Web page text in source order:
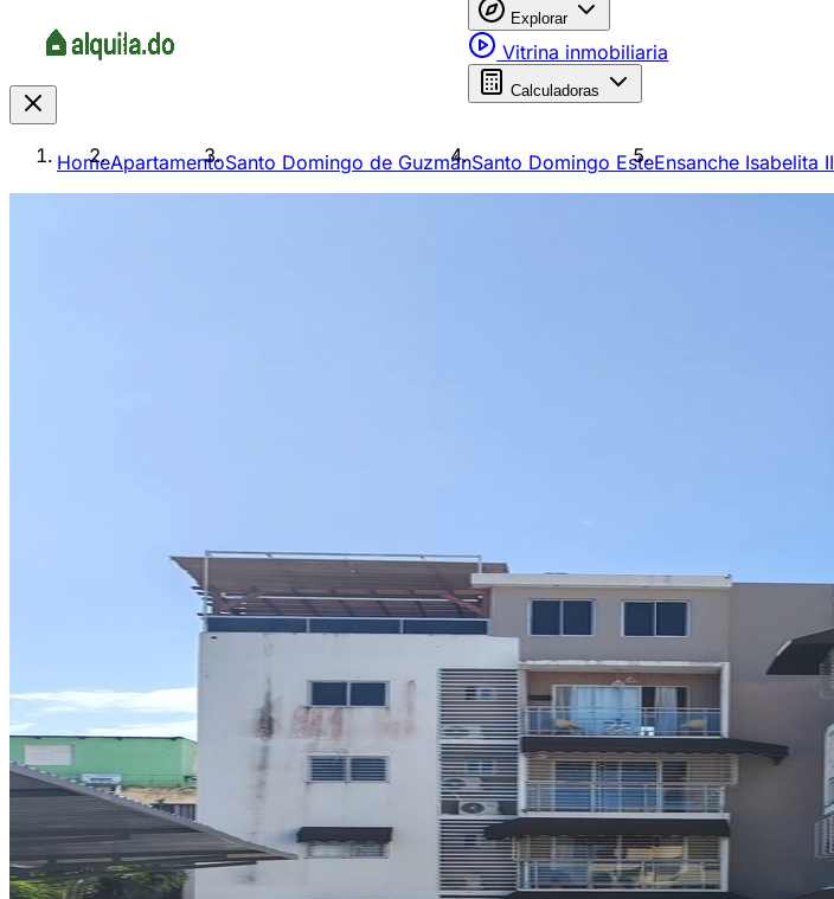
Explorar
Vitrina inmobiliaria
Calculadoras
HomeApartamentoSanto Domingo de GuzmánSanto Domingo EsteEnsanche Isabelita II